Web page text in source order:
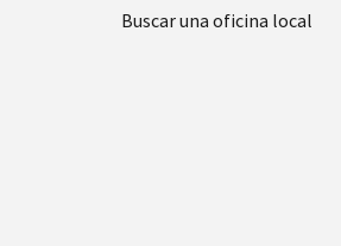
Buscar una oficina local